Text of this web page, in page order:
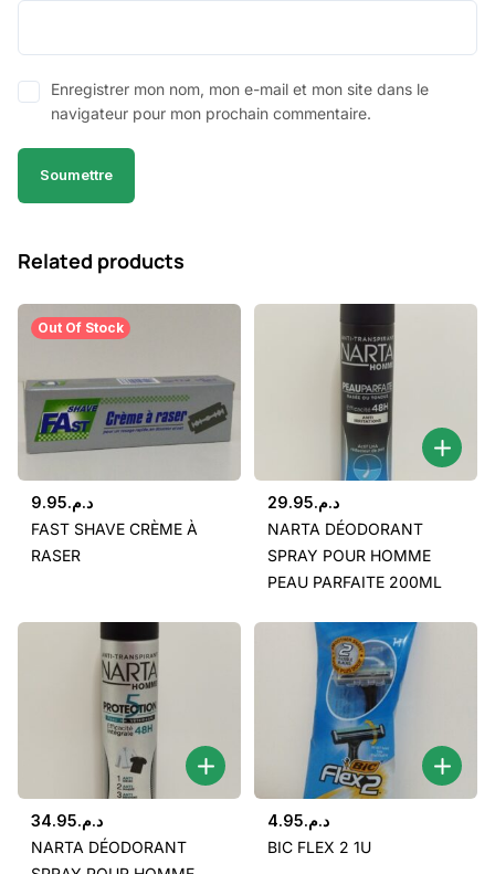
Enregistrer mon nom, mon e-mail et mon site dans le
navigateur pour mon prochain commentaire.
Related products
Out Of Stock
د.م.9.95
FAST SHAVE CRÈME À
RASER
د.م.29.95
NARTA DÉODORANT
SPRAY POUR HOMME
PEAU PARFAITE 200ML
د.م.34.95
NARTA DÉODORANT
د.م.4.95
BIC FLEX 2 1U